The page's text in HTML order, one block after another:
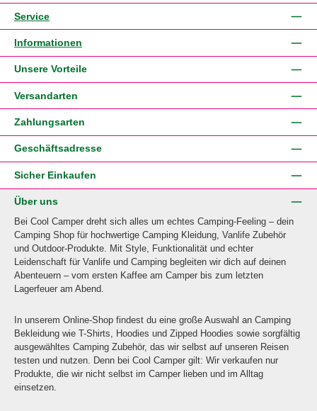
Service
Informationen
Unsere Vorteile
Versandarten
Zahlungsarten
Geschäftsadresse
Sicher Einkaufen
Über uns
Bei Cool Camper dreht sich alles um echtes Camping-Feeling – dein
Camping Shop für hochwertige Camping Kleidung, Vanlife Zubehör
und Outdoor-Produkte. Mit Style, Funktionalität und echter
Leidenschaft für Vanlife und Camping begleiten wir dich auf deinen
Abenteuern – vom ersten Kaffee am Camper bis zum letzten
Lagerfeuer am Abend.
In unserem Online-Shop findest du eine große Auswahl an Camping
Bekleidung wie T-Shirts, Hoodies und Zipped Hoodies sowie sorgfältig
ausgewähltes Camping Zubehör, das wir selbst auf unseren Reisen
testen und nutzen. Denn bei Cool Camper gilt: Wir verkaufen nur
Produkte, die wir nicht selbst im Camper lieben und im Alltag
einsetzen.